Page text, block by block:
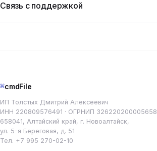
Связь с поддержкой
⌘cmdFile
ИП Толстых Дмитрий Алексеевич
ИНН 220809576491 · ОГРНИП 326220200005658
658041, Алтайский край, г. Новоалтайск,
ул. 5-я Береговая, д. 51
Тел. +7 995 270-02-10